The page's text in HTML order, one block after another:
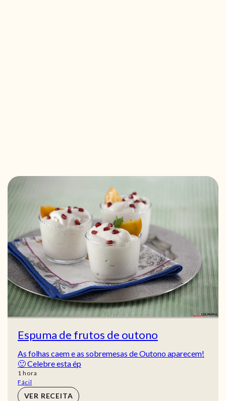
Espuma de frutos de outono
As folhas caem e as sobremesas de Outono aparecem!
🙂 Celebre esta ép
1 hora
hora
Fácil
VER RECEITA